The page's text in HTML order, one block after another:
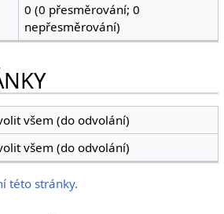
0 (0 přesměrování; 0
nepřesměrování)
všem (do odvolání)
všem (do odvolání)
této stránky.